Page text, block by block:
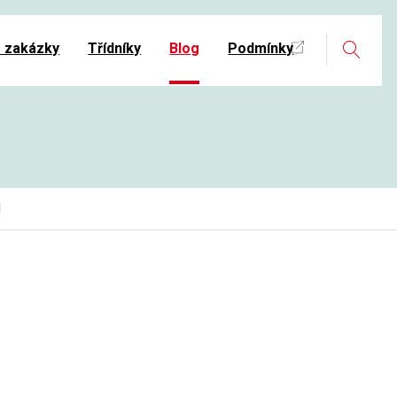
zakázky Třídníky Blog Podmínky Search